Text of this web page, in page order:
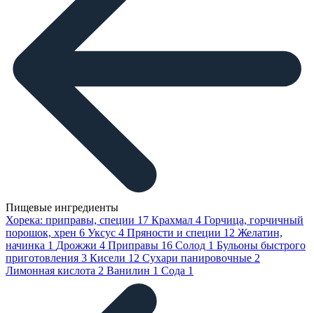
Пищевые ингредиенты
Хорека: приправы, специи 17 Крахмал 4 Горчица, горчичный
порошок, хрен 6 Уксус 4 Пряности и специи 12 Желатин,
начинка 1 Дрожжи 4 Приправы 16 Солод 1 Бульоны быстрого
приготовления 3 Кисели 12 Сухари панировочные 2
Лимонная кислота 2 Ванилин 1 Сода 1